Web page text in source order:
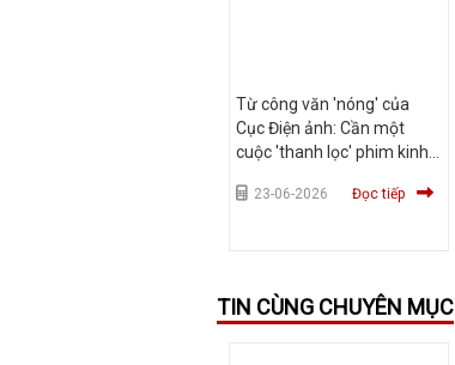
Từ công văn 'nóng' của
Cục Điện ảnh: Cần một
cuộc 'thanh lọc' phim kinh
23-06-2026 Đọc tiếp
TIN CÙNG CHUYÊN MỤC